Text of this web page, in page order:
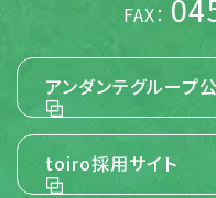
かじめご本人さまの事
社と共同して事業活動
に職場およびご自宅の住
ルアドレス等のご本人さ
会社に提供することがあ
【その他詳細】
FAX：
アンダンテグループ
toiro採用サイト